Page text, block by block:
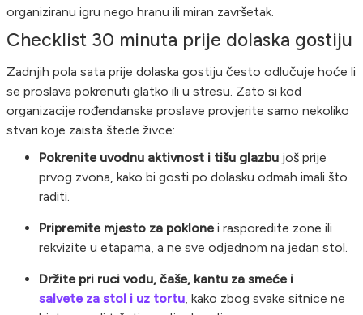
organiziranu igru nego hranu ili miran završetak.
Checklist 30 minuta prije dolaska gostiju
Zadnjih pola sata prije dolaska gostiju često odlučuje hoće li
se proslava pokrenuti glatko ili u stresu. Zato si kod
organizacije rođendanske proslave provjerite samo nekoliko
stvari koje zaista štede živce:
Pokrenite uvodnu aktivnost i tišu glazbu još prije
prvog zvona, kako bi gosti po dolasku odmah imali što
raditi.
Pripremite mjesto za poklone i rasporedite zone ili
rekvizite u etapama, a ne sve odjednom na jedan stol.
Držite pri ruci vodu, čaše, kantu za smeće i
salvete za stol i uz tortu , kako zbog svake sitnice ne